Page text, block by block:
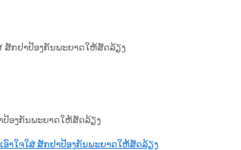
ສັກຢາປ້ອງກັນພະຍາດໃຫ້ສັດລ້ຽງ
ປ້ອງກັນພະຍາດໃຫ້ສັດລ້ຽງ
າໃຈໃສ່ ສັກຢາປ້ອງກັນພະຍາດໃຫ້ສັດລ້ຽງ